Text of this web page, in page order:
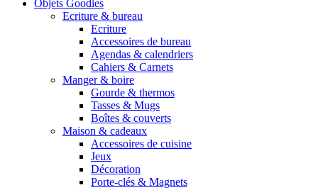
Objets Goodies
Ecriture & bureau
Ecriture
Accessoires de bureau
Agendas & calendriers
Cahiers & Carnets
Manger & boire
Gourde & thermos
Tasses & Mugs
Boîtes & couverts
Maison & cadeaux
Accessoires de cuisine
Jeux
Décoration
Porte-clés & Magnets